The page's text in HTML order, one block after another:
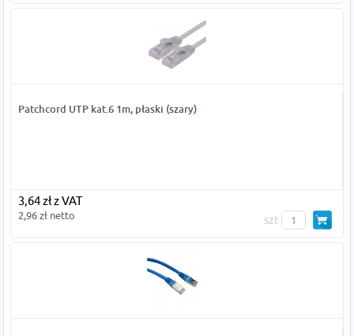
Patchcord UTP kat.6 1m, płaski (szary)
3,64 zł z VAT
2,96 zł netto szt